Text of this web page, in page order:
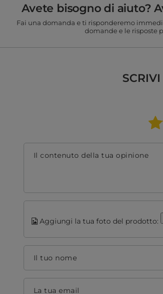
Avete bisogno di aiuto?
Fai una domanda e ti risponderemo
domande e le risposte
Il contenuto della tua opinione
Aggiungi la tua foto del prodotto:
Il tuo nome
La tua email